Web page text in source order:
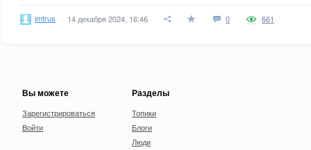
imtrus 14 декабря 2024, 16:46 0 661
Вы можете
Зарегистрироваться
Войти
Разделы
Топики
Блоги
Люди